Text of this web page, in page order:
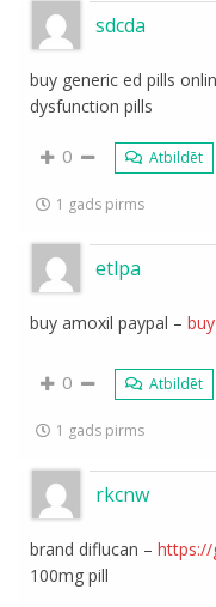
sdcda
buy generic ed pills
dysfunction pills
0 Atbildēt
1 gads pirms
etlpa
buy amoxil paypal –
0 Atbildēt
1 gads pirms
rkcnw
brand diflucan –
100mg pill